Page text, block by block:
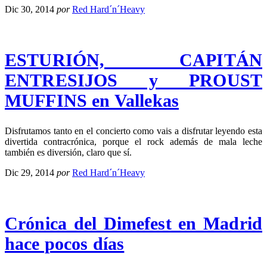
Dic 30, 2014 por Red Hard´n´Heavy
ESTURIÓN, CAPITÁN
ENTRESIJOS y PROUST
MUFFINS en Vallekas
Disfrutamos tanto en el concierto como vais a disfrutar leyendo esta
divertida contracrónica, porque el rock además de mala leche
también es diversión, claro que sí.
Dic 29, 2014 por Red Hard´n´Heavy
Crónica del Dimefest en Madrid
hace pocos días